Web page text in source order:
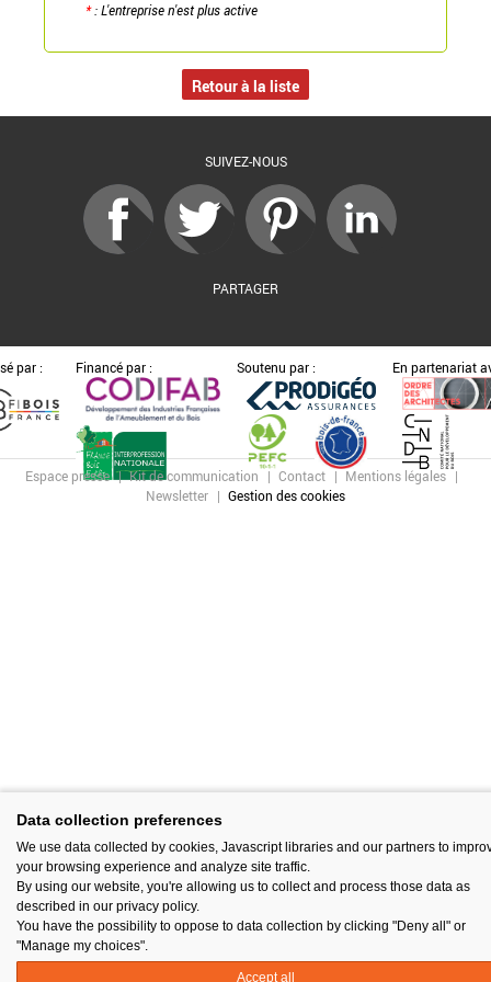
*: L'entreprise n'est plus active
Retour à la liste
SUIVEZ-NOUS
PARTAGER
par : Financé par : Soutenu par : En partenariat
Espace presse Kit de communication Contact
Mentions légales
Newsletter
Gestion des cookies
Data collection preferences
We use data collected by cookies, Javascript libraries and our partners to
your browsing experience and analyze site traffic.
By using our website, you're allowing us to collect and process those data as
described in our privacy policy.
You have the possibility to oppose to data collection by clicking "Deny all" or
"Manage my choices".
Accept all